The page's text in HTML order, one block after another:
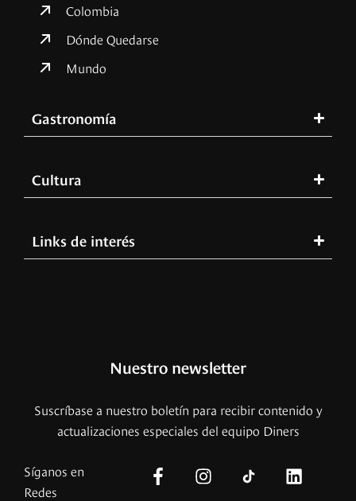
Colombia
Dónde Quedarse
Mundo
Gastronomía
Cultura
Links de interés
Nuestro newsletter
Suscríbase a nuestro boletín para recibir contenido y
actualizaciones especiales del equipo Diners
Síganos en
Redes